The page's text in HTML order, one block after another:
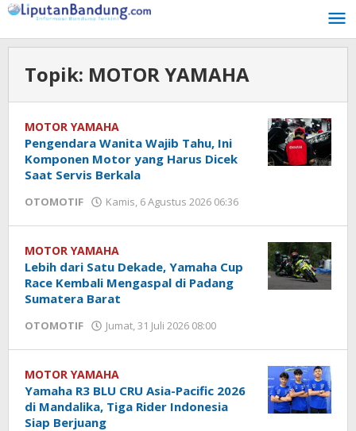
Lewati
konten
Topik: MOTOR YAMAHA
MOTOR YAMAHA
Pengendara Wanita Wajib Tahu, Ini
Komponen Motor yang Harus Dicek
Saat Servis Berkala
OTOMOTIF Kamis, 6 Agustus 2026 06:36
MOTOR YAMAHA
Lebih dari Satu Dekade, Yamaha Cup
Race Kembali Mengaspal di Padang
Sumatera Barat
OTOMOTIF Jumat, 31 Juli 2026 08:00
MOTOR YAMAHA
Yamaha R3 BLU CRU Asia-Pacific 2026
di Mandalika, Tiga Rider Indonesia
Siap Berjuang